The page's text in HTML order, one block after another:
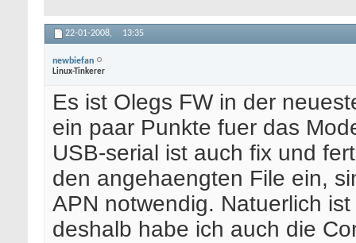
22-01-2008, 13:35
newbiefan
Linux-Tinkerer
Es ist Olegs FW in der
ein paar Punkte fuer das
USB-serial ist auch fix und
den angehaengten File ein,
APN notwendig. Natuerlich
deshalb habe ich auch die